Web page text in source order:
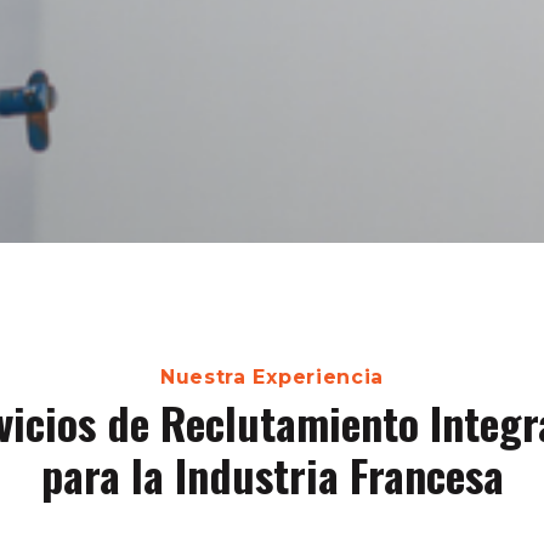
Nuestra Experiencia
de Reclutamiento
para la Industria Francesa